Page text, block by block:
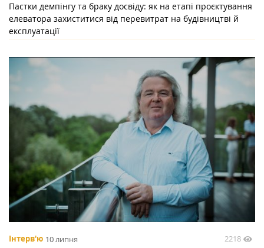
Пастки демпінгу та браку досвіду: як на етапі проєктування
елеватора захиститися від перевитрат на будівництві й
експлуатації
Інтерв'ю 10 липня 2218